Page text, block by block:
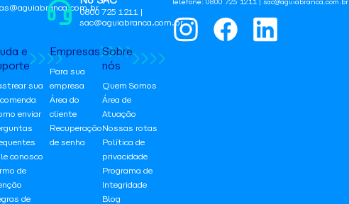
0800 725 1211 |
sac@aguiabranca.com.br
e
sua
enviar
conosco
de
de
Empresas
Para sua
empresa
Área do
cliente
Recuperação
de senha
Sobre
nós
Quem Somos
Área de
Atuação
Nossas rotas
Política de
privacidade
Programa de
Integridade
Blog